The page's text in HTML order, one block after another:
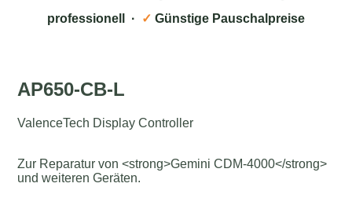
professionell ·
✓ Günstige Pauschalpreise
AP650-CB-L
ValenceTech Display Controller
Zur Reparatur von <strong>Gemini CDM-4000</strong>
und weiteren Geräten.